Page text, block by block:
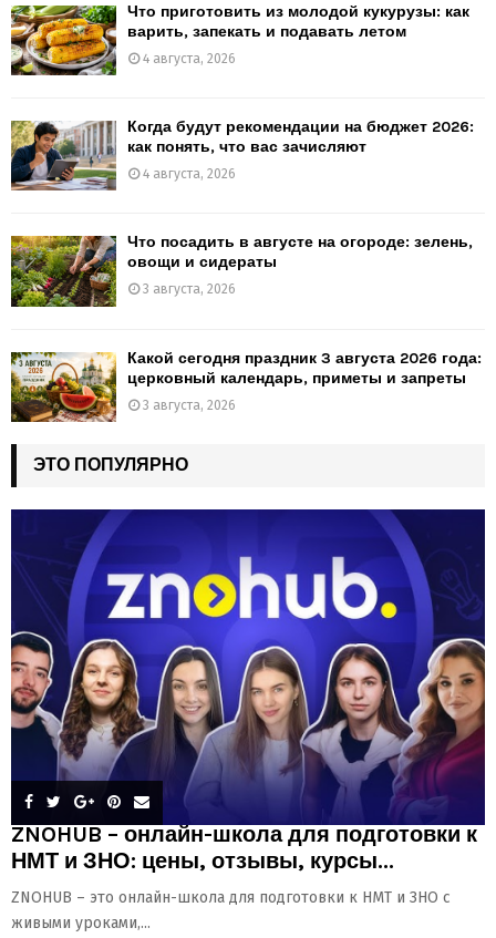
Что приготовить из молодой кукурузы: как
варить, запекать и подавать летом
4 августа, 2026
Когда будут рекомендации на бюджет 2026:
как понять, что вас зачисляют
4 августа, 2026
Что посадить в августе на огороде: зелень,
овощи и сидераты
3 августа, 2026
Какой сегодня праздник 3 августа 2026 года:
церковный календарь, приметы и запреты
3 августа, 2026
ЭТО ПОПУЛЯРНО
ZNOHUB – онлайн-школа для подготовки к
НМТ и ЗНО: цены, отзывы, курсы...
ZNOHUB – это онлайн-школа для подготовки к НМТ и ЗНО с
живыми уроками,...